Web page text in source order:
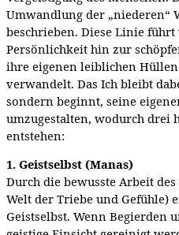
Umwandlung der „niederen“
beschrieben. Diese Linie
Persönlichkeit hin zur
ihre eigenen leiblichen
verwandelt. Das Ich bleibt
sondern beginnt, seine
umzugestalten, wodurch drei
entstehen:
1. Geistselbst (Manas)
Durch die bewusste Arbeit
Welt der Triebe und Gefühle)
Geistselbst. Wenn Begierden